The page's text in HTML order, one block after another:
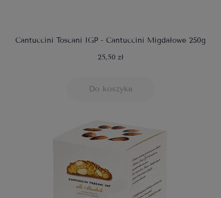
Cantuccini Toscani IGP - Cantuccini Migdałowe 250g
25,50 zł
Do koszyka